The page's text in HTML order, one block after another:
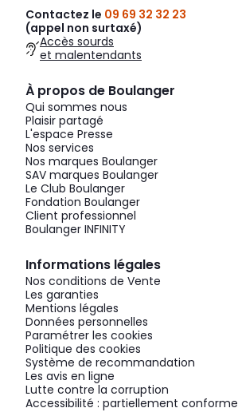
Contactez le 09 69 32 32 23
(appel non surtaxé)
Accès sourds
et malentendants
À propos de Boulanger
Qui sommes nous
Plaisir partagé
L'espace Presse
Nos services
Nos marques Boulanger
SAV marques Boulanger
Le Club Boulanger
Fondation Boulanger
Client professionnel
Boulanger INFINITY
Informations légales
Nos conditions de Vente
Les garanties
Mentions légales
Données personnelles
Paramétrer les cookies
Politique des cookies
Système de recommandation
Les avis en ligne
Lutte contre la corruption
Accessibilité : partiellement conforme